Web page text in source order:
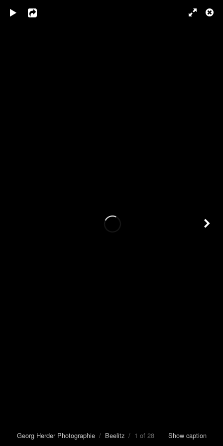
Georg Herder Photographie/ Beelitz/ 1 of 28 Show caption